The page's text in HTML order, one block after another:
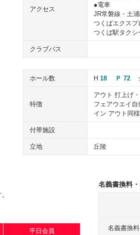
アクセス
●電車
JR常磐線・土
つくばエクスプ
つくば駅タクシ
クラブバス
ホール数 H 18 Ｐ 72
特徴
アウト 打上げ
フェアウエイ自
イン アウト同
付帯施設
立地 丘陵
平日会員
名義書換料
名義書換料